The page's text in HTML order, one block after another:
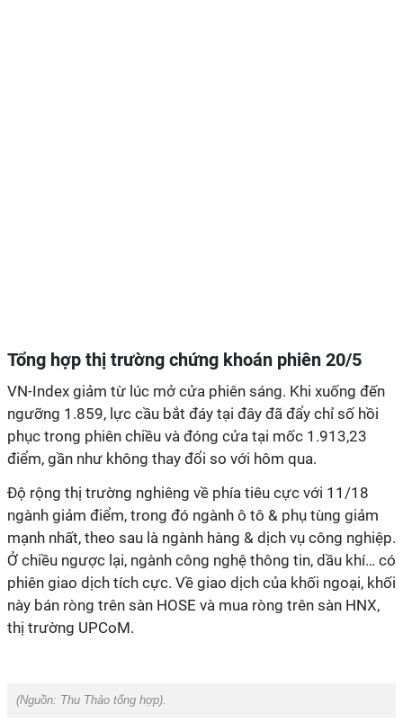
Tổng hợp thị trường chứng khoán phiên 20/5
VN-Index giảm từ lúc mở cửa phiên sáng. Khi xuống đến
ngưỡng 1.859, lực cầu bắt đáy tại đây đã đẩy chỉ số hồi
phục trong phiên chiều và đóng cửa tại mốc 1.913,23
điểm, gần như không thay đổi so với hôm qua.
Độ rộng thị trường nghiêng về phía tiêu cực với 11/18
ngành giảm điểm, trong đó ngành ô tô & phụ tùng giảm
mạnh nhất, theo sau là ngành hàng & dịch vụ công nghiệp.
Ở chiều ngược lại, ngành công nghệ thông tin, dầu khí… có
phiên giao dịch tích cực. Về giao dịch của khối ngoại, khối
này bán ròng trên sàn HOSE và mua ròng trên sàn HNX,
thị trường UPCoM.
(Nguồn: Thu Thảo tổng hợp).